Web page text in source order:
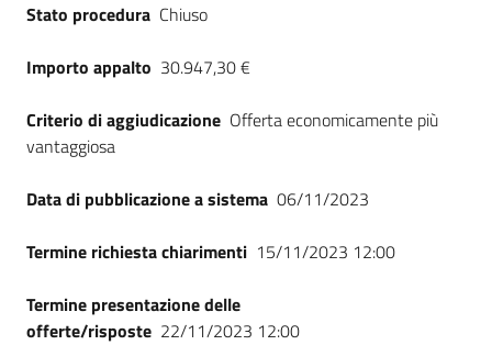
Seguici
Stato procedura Chiuso
Importo appalto 30.947,30 €
Criterio di aggiudicazione Offerta economicamente più
vantaggiosa
Data di pubblicazione a sistema 06/11/2023
Termine richiesta chiarimenti 15/11/2023 12:00
Termine presentazione delle
offerte/risposte 22/11/2023 12:00